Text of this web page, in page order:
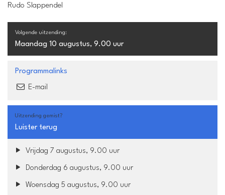
Rudo Slappendel
Volgende uitzending:
Maandag 10 augustus, 9.00 uur
Programmalinks
E-mail
Uitzending gemist?
Luister terug
Vrijdag 7 augustus, 9.00 uur
Donderdag 6 augustus, 9.00 uur
Woensdag 5 augustus, 9.00 uur